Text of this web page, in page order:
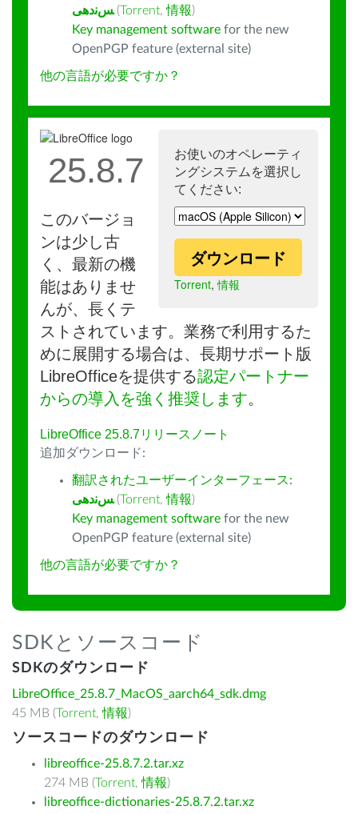
ﺲﻧﺩھی (Torrent,情報)
Key management software for the new
OpenPGP feature (external site)
他の言語が必要ですか？
お使いのオペレーティ
ングシステムを選択し
てください:
ダウンロード
Torrent,情報
25.8.7
このバージョ
ンは少し古
く、最新の機
能はありませ
んが、長くテ
ストされています。業務で利用するた
めに展開する場合は、長期サポート版
LibreOfficeを提供する認定パートナー
からの導入を強く推奨します。
LibreOffice 25.8.7リリースノート
追加ダウンロード:
翻訳されたユーザーインターフェース:
ﺲﻧﺩھی (Torrent,情報)
Key management software for the new
OpenPGP feature (external site)
他の言語が必要ですか？
SDKとソースコード
SDKのダウンロード
LibreOffice_25.8.7_MacOS_aarch64_sdk.dmg
45 MB (Torrent,情報)
ソースコードのダウンロード
libreoffice-25.8.7.2.tar.xz
274 MB (Torrent,情報)
libreoffice-dictionaries-25.8.7.2.tar.xz